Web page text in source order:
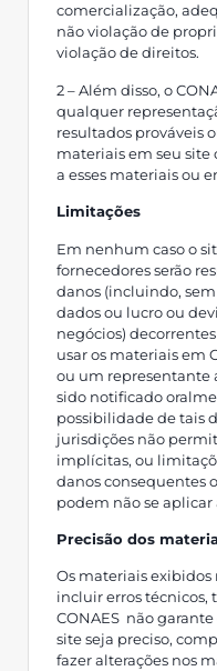
comercialização,
não violação de
violação de direitos.
2 – Além disso, o
qualquer
resultados prováveis
materiais em seu
a esses materiais ou
Limitações
Em nenhum caso o
fornecedores serão
danos (incluindo,
dados ou lucro ou
negócios)
usar os materiais em
ou um representante
sido notificado
possibilidade de tais
jurisdições não
implícitas, ou
danos consequentes
podem não se aplicar
Precisão dos
Os materiais exibidos
incluir erros técnicos,
CONAES não
site seja preciso,
fazer alterações nos